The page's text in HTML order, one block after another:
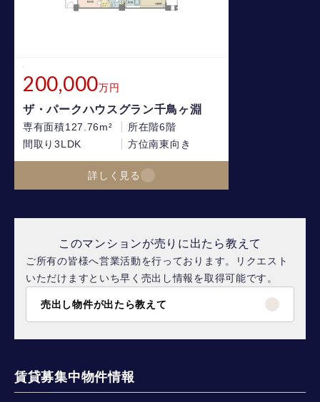
200,000万円
ザ・パークハウスグラン千鳥ヶ淵
専有面積127.76m² 所在階6階
間取り3LDK 方位南東向き
詳しく見る
このマンションが売りに出たら教えて
ご所有の皆様へ営業活動を行っております。リクエスト
いただけますといち早く売出し情報を取得可能です。
売出し物件が出たら教えて
賃貸募集中物件情報